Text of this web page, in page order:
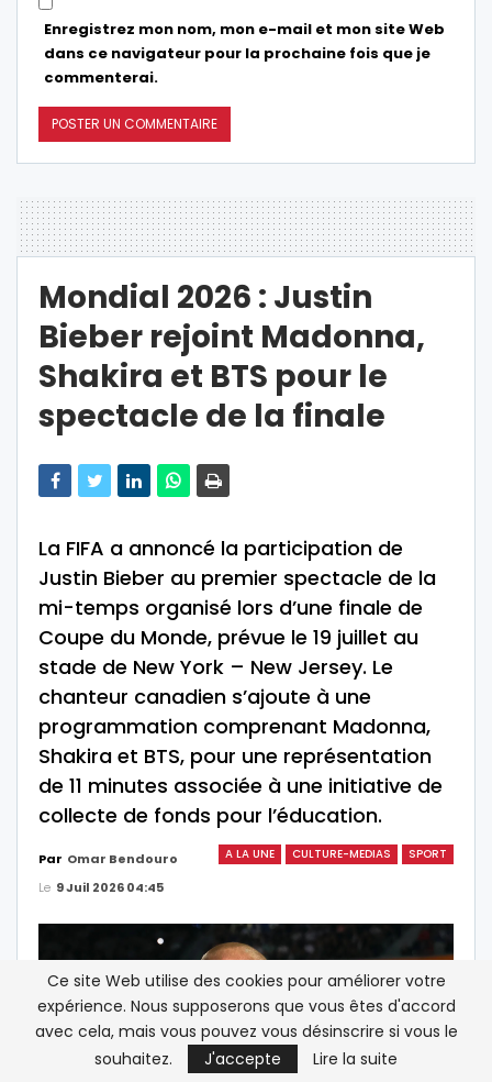
Enregistrez mon nom, mon e-mail et mon site Web
dans ce navigateur pour la prochaine fois que je
commenterai.
Mondial 2026 : Justin
Bieber rejoint Madonna,
Shakira et BTS pour le
spectacle de la finale
La FIFA a annoncé la participation de
Justin Bieber au premier spectacle de la
mi-temps organisé lors d’une finale de
Coupe du Monde, prévue le 19 juillet au
stade de New York – New Jersey. Le
chanteur canadien s’ajoute à une
programmation comprenant Madonna,
Shakira et BTS, pour une représentation
de 11 minutes associée à une initiative de
collecte de fonds pour l’éducation.
A LA UNE CULTURE-MEDIAS SPORT
Par Omar Bendouro
Le 9 Juil 2026 04:45
Ce site Web utilise des cookies pour améliorer votre
expérience. Nous supposerons que vous êtes d'accord
avec cela, mais vous pouvez vous désinscrire si vous le
souhaitez.
J'accepte Lire la suite